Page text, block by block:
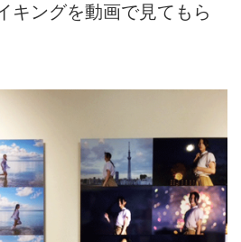
キングを動画で見てもら